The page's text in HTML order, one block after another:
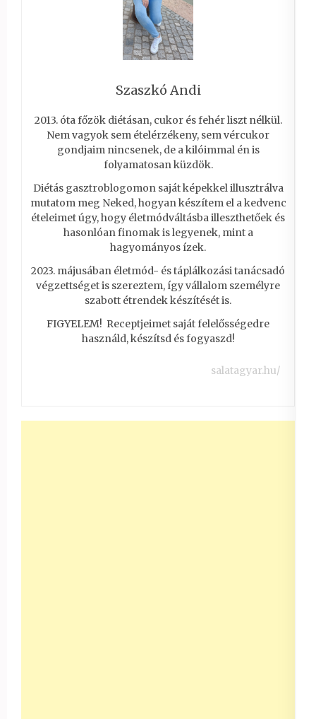
Szaszkó Andi
2013. óta főzök diétásan, cukor és fehér liszt nélkül.
Nem vagyok sem ételérzékeny, sem vércukor
gondjaim nincsenek, de a kilóimmal én is
folyamatosan küzdök.
Diétás gasztroblogomon saját képekkel illusztrálva
mutatom meg Neked, hogyan készítem el a kedvenc
ételeimet úgy, hogy életmódváltásba illeszthetőek és
hasonlóan finomak is legyenek, mint a
hagyományos ízek.
2023. májusában életmód- és táplálkozási tanácsadó
végzettséget is szereztem, így vállalom személyre
szabott étrendek készítését is.
FIGYELEM! Receptjeimet saját felelősségedre
használd, készítsd és fogyaszd!
salatagyar.hu/